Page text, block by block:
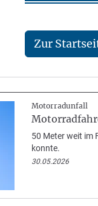
Zur
Motorradunfall
50 Meter weit im
konnte.
30.05.2026